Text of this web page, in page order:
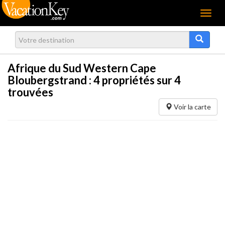
Menu
Afrique du Sud Western Cape
Bloubergstrand :4propriétés sur 4
trouvées
Voir la carte